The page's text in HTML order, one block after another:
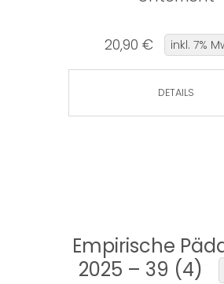
20,90 € inkl. 7%
DETAILS
Empirische
2025 – 39 (4)